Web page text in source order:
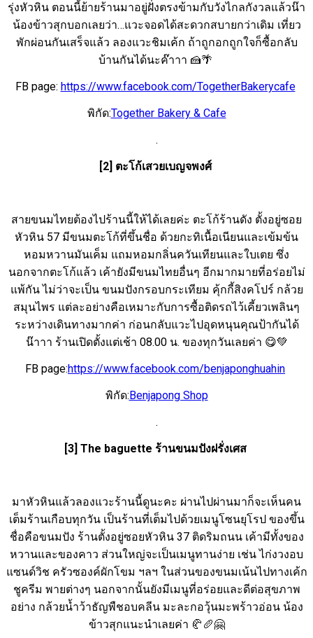
รุ่งหัวหิน ตอนนี้ย้ายร้านมาอยู่ฝั่งตรงข้ามกับวังไกลกังวลแล้วน๊า
น้องข้าวสุกบอกเลยว่า…แวะจอดได้สะดวกสบายกว่าเดิม เที่ยว
พักผ่อนกันเสร็จแล้ว ลองแวะชิมเค้ก ถ้าถูกอกถูกใจก็ซื้อกลับ
บ้านกันได้นะค๊าาา 🍰🌴
FB page: https://www.facebook.com/TogetherBakerycafe
พิกัด:Together Bakery & Cafe
.
[2] ตะโก้เสวยเบญจพงศ์
สายขนมไทยต้องไปร้านนี้ให้ได้เลยค่ะ ตะโก้ร้านดัง ตั้งอยู่ซอย
หัวหิน 57 มีขนมตะโก้ที่ขึ้นชื่อ ด้วยกะทิเนื้อเนียนและเข้มข้น
หอมหวานมันเค็ม แถมหอมกลิ่นควันเทียนและใบเตย ซึ่ง
นอกจากตะโก้แล้ว เค้ายังมีขนมไทยอื่นๆ อีกมากมายที่อร่อยไม่
แพ้กัน ไม่ว่าจะเป็น ขนมปังกรอบกระเทียม คุ้กกี้สิงคโปร์ กล้วย
สมุนไพร แต่ละอย่างคือเหมาะกับการซื้อติดรถไว้เคี้ยวเพลินๆ
ระหว่างเดินทางมากค่า ก่อนกลับแวะไปอุดหนุนคุณป้ากันได้
น๊าาา ร้านเปิดตั้งแต่เช้า 08.00 น. ของทุกวันเลยค่า 😋💚
FB page:https://www.facebook.com/benjaponghuahin
พิกัด:Benjapong Shop
.
[3] The baguette ร้านขนมปังฝรั่งเศส
มาหัวหินแล้วลองแวะร้านนี้ดูนะคะ ผ่านไปผ่านมาก็จะเห็นคน
เต็มร้านเกือบทุกวัน เป็นร้านที่เต็มไปด้วยเมนูโซนยุโรป ของขึ้น
ชื่อคือขนมปัง ร้านตั้งอยู่ซอยหัวหิน 37 ติดริมถนน เค้ามีทั้งของ
หวานและของคาว ส่วนใหญ่จะเป็นเมนูทานง่าย เช่น ไก่งวงอบ
แซนด์วิช ครัวซองค์ผักโขม ฯลฯ ในส่วนของขนมเน้นไปทางเค้ก
ชูครีม พายต่างๆ นอกจากนั้นยังมีเมนูที่อร่อยและดีต่อสุขภาพ
อย่าง กล้วยน้ำว้าธัญพืชอบคลีน มะละกอวุ้นมะพร้าวอ่อน น้อง
ข้าวสุกแนะนำเลยค่า 🥐🥖🤗